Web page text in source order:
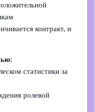
контракт, и
статистики за
ролевой